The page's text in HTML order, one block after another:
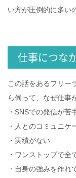
い方が圧倒的に多い
仕事につな
この話をあるフリー
ら伺って、なぜ仕事
・SNSでの発信が苦
・人とのコミュニケ
・実績がない
・ワンストップで全
・自身の強みを作れ